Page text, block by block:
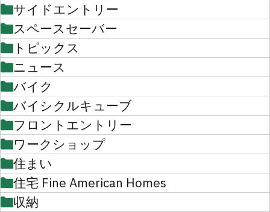
サイドエントリー
スペースセーバー
トピックス
ニュース
バイク
バイシクルキューブ
フロントエントリー
ワークショップ
住まい
住宅 Fine American Homes
収納